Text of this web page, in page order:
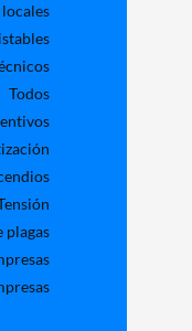
Todos
plagas